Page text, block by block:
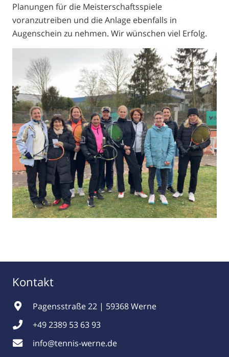
Planungen für die Meisterschaftsspiele
voranzutreiben und die Anlage ebenfalls in
Augenschein zu nehmen. Wir wünschen viel Erfolg.
Kontakt
Pagensstraße 22 | 59368 Werne
+49 2389 53 63 93
info@tennis-werne.de